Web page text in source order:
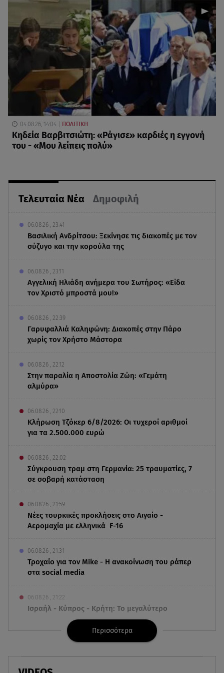
Τελευταία Νέα Δημοφιλή
06.08.26 , 23:41
Βασιλική Ανδρίτσου: Ξεκίνησε τις διακοπές με τον
σύζυγο και την κορούλα της
06.08.26 , 23:11
Αγγελική Ηλιάδη ανήμερα του Σωτήρος: «Είδα
τον Χριστό μπροστά μου!»
06.08.26 , 22:39
Γαρυφαλλιά Καληφώνη: Διακοπές στην Πάρο
χωρίς τον Χρήστο Μάστορα
06.08.26 , 22:12
Στην παραλία η Αποστολία Ζώη: «Γεμάτη
αλμύρα»
06.08.26 , 22:10
Κλήρωση Τζόκερ 6/8/2026: Οι τυχεροί αριθμοί
για τα 2.500.000 ευρώ
06.08.26 , 22:02
Σύγκρουση τραμ στη Γερμανία: 25 τραυματίες, 7
σε σοβαρή κατάσταση
06.08.26 , 21:59
Νέες τουρκικές προκλήσεις στο Αιγαίο -
Αερομαχία με ελληνικά F-16
06.08.26 , 21:31
Τροχαίο για τον Mike - Η ανακοίνωση του ράπερ
στα social media
06.08.26 , 21:22
Ισραήλ - Κύπρος - Κρήτη: Το μεγαλύτερο
υποθαλάσσιο καλώδιο στον κόσμο
Motor Oil: Δωρεά πυροσβεστικών οχημάτων και
Περισσότερα
04.08.26, 14:04 ΠΟΛΙΤΙΚΗ
Κηδεία Βαρβιτσιώτη: «Ράγισε» καρδιές η εγγονή
του - «Μου λείπεις πολύ»